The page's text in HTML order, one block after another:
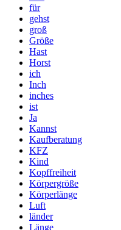
für
gehst
groß
Größe
Hast
Horst
ich
Inch
inches
ist
Ja
Kannst
Kaufberatung
KFZ
Kind
Kopffreiheit
Körpergröße
Körperlänge
Luft
länder
Länge